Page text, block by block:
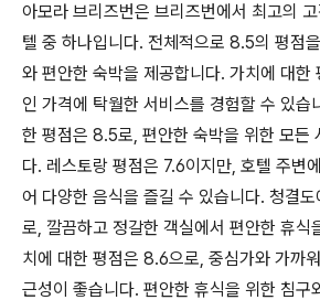
아모라 브리즈번은 브리즈번에서 최고의
텔 중 하나입니다. 전체적으로 8.5의 평점
와 편안한 숙박을 제공합니다. 가치에 대한
인 가격에 탁월한 서비스를 경험할 수 있습
한 평점은 8.5로, 편안한 숙박을 위한 모든
다. 레스토랑 평점은 7.6이지만, 호텔 주변
어 다양한 음식을 즐길 수 있습니다. 청결
로, 깔끔하고 정갈한 객실에서 편안한 휴식
치에 대한 평점은 8.6으로, 중심가와 가까
근성이 좋습니다. 편안한 휴식을 위한 침구